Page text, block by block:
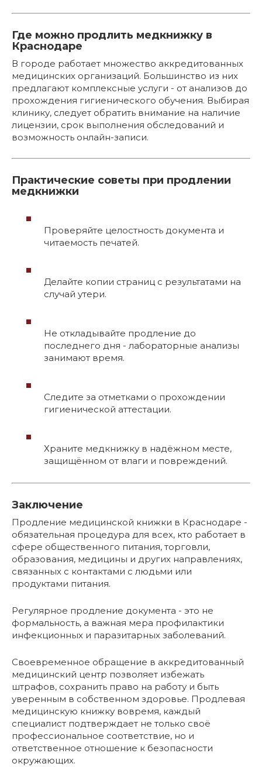
Где можно продлить медкнижку в
Краснодаре
В городе работает множество аккредитованных
медицинских организаций. Большинство из них
предлагают комплексные услуги - от анализов до
прохождения гигиенического обучения. Выбирая
клинику, следует обратить внимание на наличие
лицензии, срок выполнения обследований и
возможность онлайн-записи.
Практические советы при продлении
медкнижки
Проверяйте целостность документа и
читаемость печатей.
Делайте копии страниц с результатами на
случай утери.
Не откладывайте продление до
последнего дня - лабораторные анализы
занимают время.
Следите за отметками о прохождении
гигиенической аттестации.
Храните медкнижку в надёжном месте,
защищённом от влаги и повреждений.
Заключение
Продление медицинской книжки в Краснодаре -
обязательная процедура для всех, кто работает в
сфере общественного питания, торговли,
образования, медицины и других направлениях,
связанных с контактами с людьми или
продуктами питания.
Регулярное продление документа - это не
формальность, а важная мера профилактики
инфекционных и паразитарных заболеваний.
Своевременное обращение в аккредитованный
медицинский центр позволяет избежать
штрафов, сохранить право на работу и быть
уверенным в собственном здоровье. Продлевая
медицинскую книжку вовремя, каждый
специалист подтверждает не только своё
профессиональное соответствие, но и
ответственное отношение к безопасности
окружающих.